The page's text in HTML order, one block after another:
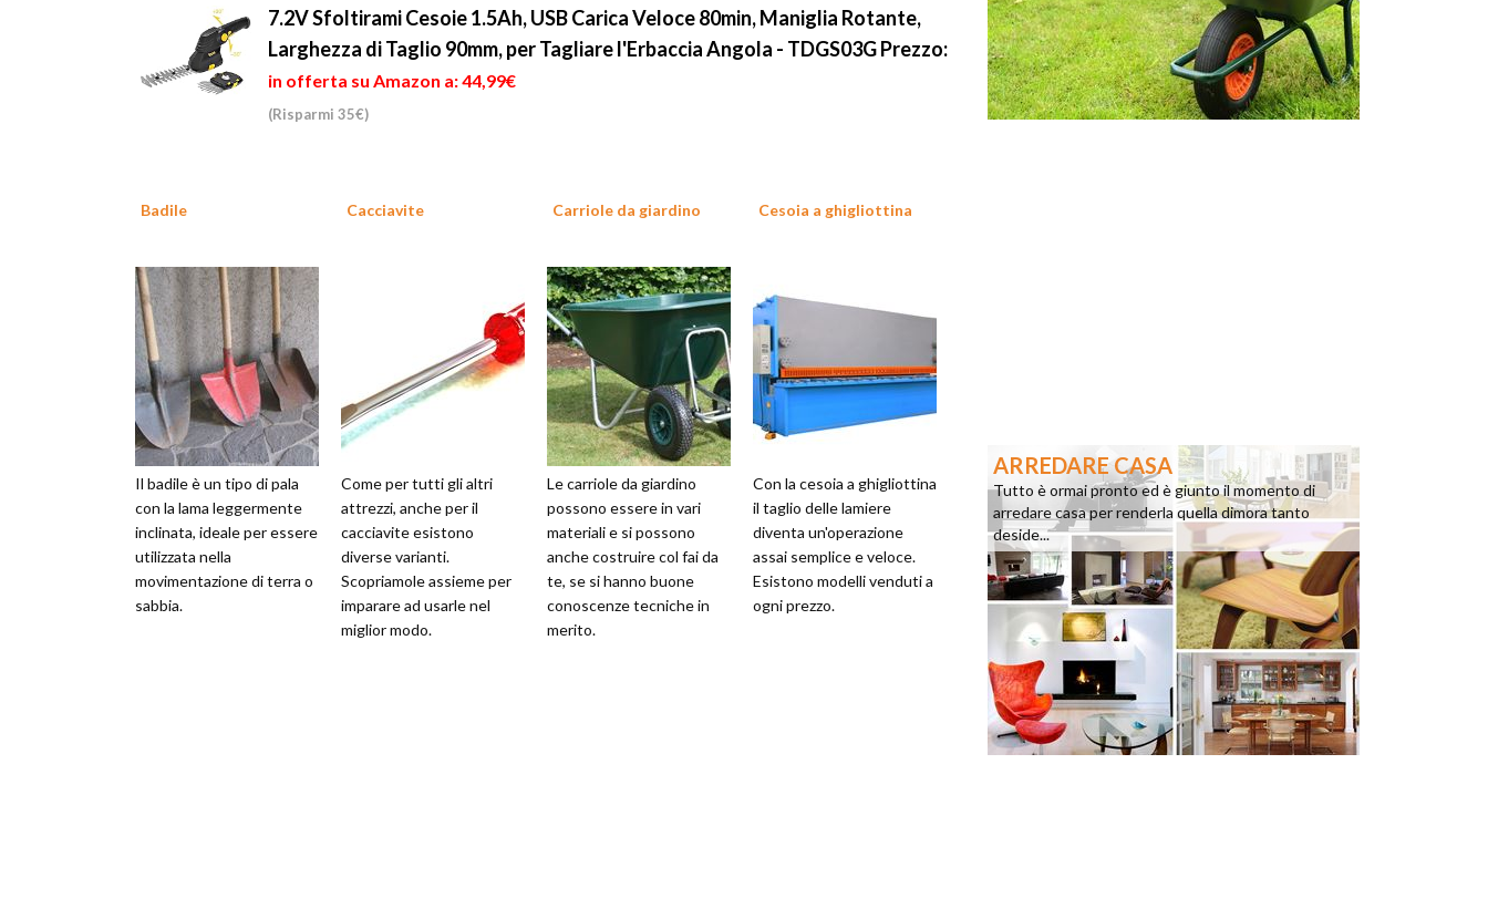
7.2V Sfoltirami Cesoie 1.5Ah, USB Carica Veloce 80min, Maniglia Rotante,
Larghezza di Taglio 90mm, per Tagliare l'Erbaccia Angola - TDGS03GPrezzo:
in offerta su Amazon a: 44,99€
(Risparmi 35€)
Badile
Il badile è un tipo di pala
con la lama leggermente
inclinata, ideale per essere
utilizzata nella
movimentazione di terra o
sabbia.
Cacciavite
Come per tutti gli altri
attrezzi, anche per il
cacciavite esistono
diverse varianti.
Scopriamole assieme per
imparare ad usarle nel
miglior modo.
Carriole da giardino
Le carriole da giardino
possono essere in vari
materiali e si possono
anche costruire col fai da
te, se si hanno buone
conoscenze tecniche in
merito.
Cesoia a ghigliottina
Con la cesoia a ghigliottina
il taglio delle lamiere
diventa un'operazione
assai semplice e veloce.
Esistono modelli venduti a
ogni prezzo.
ARREDARE CASA
Tutto è ormai pronto ed è giunto il momento di
arredare casa per renderla quella dimora tanto
deside...